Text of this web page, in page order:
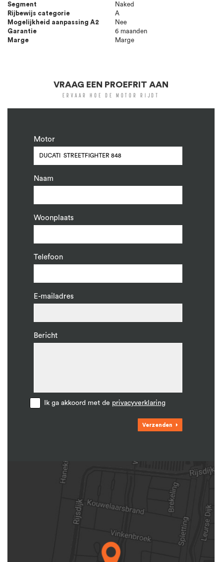
Segment
Naked
Rijbewijs categorie
A
Mogelijkheid aanpassing A2
Nee
Garantie
6 maanden
Marge
Marge
VRAAG EEN PROEFRIT AAN
ERVAAR HOE DE MOTOR RIJDT
Motor
Naam
Woonplaats
Telefoon
E-mailadres
Bericht
Ik ga akkoord met de privacyverklaring
Verzenden